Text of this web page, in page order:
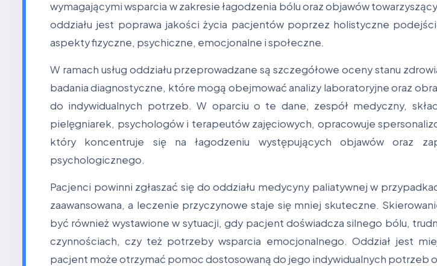
wymagającymi wsparcia w zakresie łagodzenia bólu oraz objawów
oddziału jest poprawa jakości życia pacjentów poprzez holistyczne
aspekty fizyczne, psychiczne, emocjonalne i społeczne.
W ramach usług oddziału przeprowadzane są szczegółowe oceny stanu
badania diagnostyczne, które mogą obejmować analizy laboratoryjne oraz
do indywidualnych potrzeb. W oparciu o te dane, zespół medyczny,
pielęgniarek, psychologów i terapeutów zajęciowych, opracowuje
który koncentruje się na łagodzeniu występujących objawów oraz
psychologicznego.
Pacjenci powinni zgłaszać się do oddziału medycyny paliatywnej w
zaawansowana, a leczenie przyczynowe staje się mniej skuteczne.
być również wystawione w sytuacji, gdy pacjent doświadcza silnego bólu,
czynnościach, czy też potrzeby wsparcia emocjonalnego. Oddział jest
pacjent może otrzymać pomoc dostosowaną do jego indywidualnych potrzeb